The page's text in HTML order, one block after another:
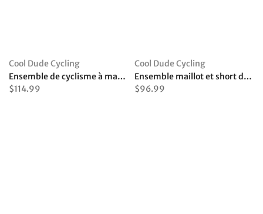
Cool Dude Cycling
Ensemble de cyclisme à manches longues Lederhosen bleu
$114.99
Cool Dude Cycling
Ensemble maillot et short de cyclisme Molteni Orange
$96.99